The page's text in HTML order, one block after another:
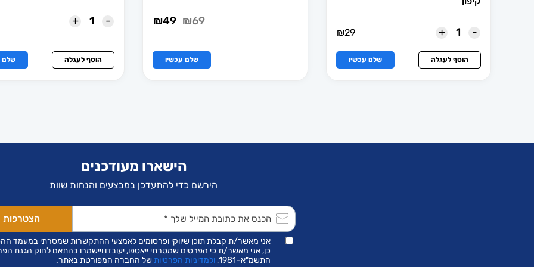
-
+
₪29
הוסף לעגלה שלם עכשיו
₪69
המחיר
₪69.
₪49
₪49.
שלם עכשיו
בעמוד
-
+
הוסף לעגלה שלם
הישארו מעודכנים
הירשם כדי להתעדכן במבצעים והנחות שוות
אני מאשר/ת קבלת תוכן שיווקי ופרסומים לאמצעי ההתקשרות שמסרתי במעמד
כן, אני מאשר/ת כי הפרטים שמסרתי ייאספו, יעובדו ויישמרו בהתאם לחוק הגנת
התשמ"א–1981,
ולמדיניות הפרטיות של החברה המפורטת באתר.